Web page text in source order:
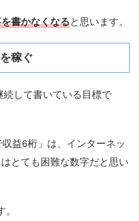
書かなくなると思います。
稼ぐ
して書いている目標で
益6桁」は、インターネッ
とても困難な数字だと思い